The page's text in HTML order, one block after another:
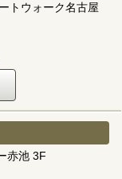
トウォーク名古屋
赤池 3F